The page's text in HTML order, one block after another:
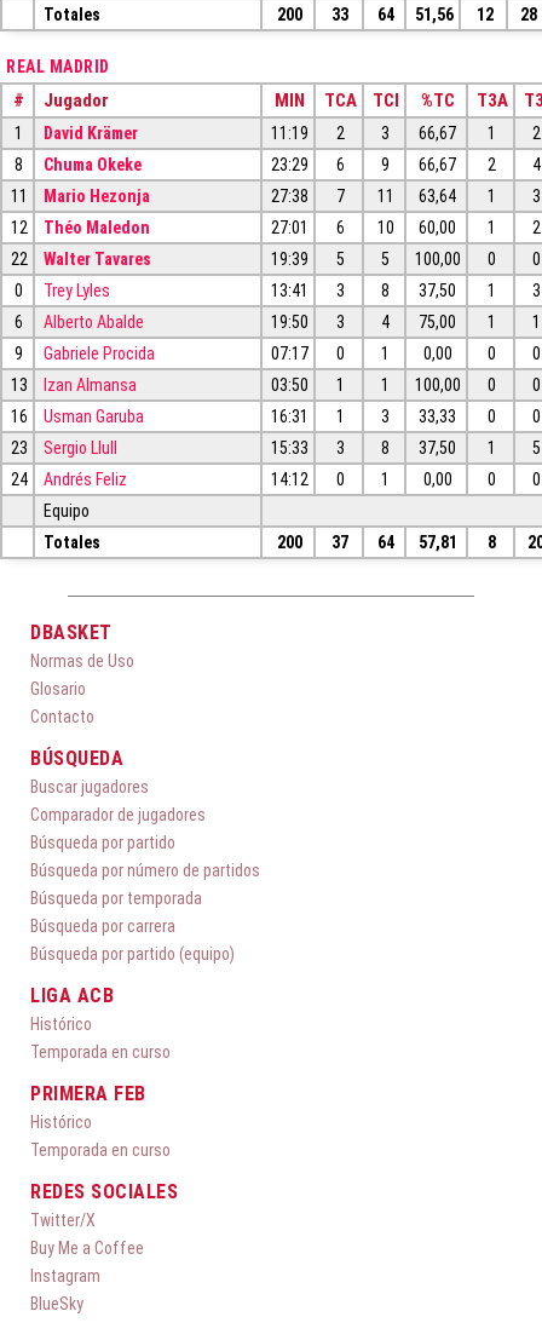
Totales
200 33 64 51,56 12 28
REAL MADRID
# Jugador MIN TCA TCI %TC T3A
1 David Krämer 11:19 2 3 66,67 1
2
8
Chuma Okeke 23:29 6 9 66,67 2
4
11
Mario Hezonja 27:38 7 11 63,64 1
3
12
Théo Maledon 27:01 6 10 60,00 1
2
22
Walter Tavares 19:39 5 5 100,00 0
0
0
Trey Lyles 13:41 3 8 37,50 1
3
6
Alberto Abalde 19:50 3 4 75,00 1
1
9
Gabriele Procida 07:17 0 1 0,00 0
0
13
Izan Almansa 03:50 1 1 100,00 0
0
16
Usman Garuba 16:31 1 3 33,33 0
0
23
Sergio Llull 15:33 3 8 37,50 1
5
24
Andrés Feliz 14:12 0 1 0,00 0
0
Equipo
Totales
200 37 64 57,81 8
DBASKET
Normas de Uso
Glosario
Contacto
BÚSQUEDA
Buscar jugadores
Comparador de jugadores
Búsqueda por partido
Búsqueda por número de partidos
Búsqueda por temporada
Búsqueda por carrera
Búsqueda por partido (equipo)
LIGA ACB
Histórico
Temporada en curso
PRIMERA FEB
Histórico
Temporada en curso
REDES SOCIALES
Twitter/X
Buy Me a Coffee
Instagram
BlueSky